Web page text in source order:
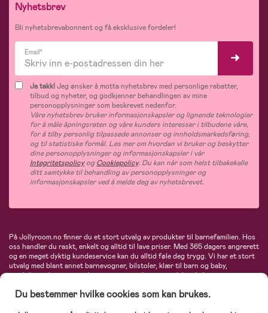
Nyhetsbrev
Bli nyhetsbrevabonnent og få eksklusive fordeler!
Email*
Ja takk!Jeg ønsker å motta nyhetsbrev med personlige rabatter,
tilbud og nyheter, og godkjenner behandlingen av mine
personopplysninger som beskrevet nedenfor.
Våre nyhetsbrev bruker informasjonskapsler og lignende teknologier
for å måle åpningsraten og våre kunders interesser i tilbudene våre,
for å tilby personlig tilpassede annonser og innholdsmarkedsføring,
og til statistiske formål. Les mer om hvordan vi bruker og beskytter
dine personopplysninger og informasjonskapsler i vår
IntegritetspolicyogCookiepolicy. Du kan når som helst tilbakekalle
ditt samtykke til behandling av personopplysninger og
informasjonskapsler ved å melde deg av nyhetsbrevet.
På Jollyroom.no finner du et stort utvalg av produkter til barnefamilien. Hos
oss handler du raskt, enkelt og alltid til lave priser. Med 365 dagers angrerett
og en meget dyktig kundeservice kan du alltid føle deg trygg. Vi har et stort
utvalg med blant annet barnevogner, bilstoler, klær til barn og baby,
produkter til mor, mengder av inspirerende interiør, leker, babyustyr og mye
Maxi-Cosi, Baby Jogger, BabyBjörn, Didriksons, KidKraft, Ergobaby, Philips
Du bestemmer hvilke cookies som kan brukes.